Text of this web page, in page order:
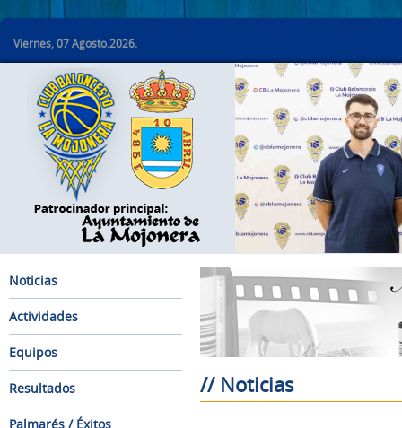
Viernes, 07 Agosto.2026.
Noticias
Actividades
Equipos
Resultados
Palmarés / Éxitos
// Noticias